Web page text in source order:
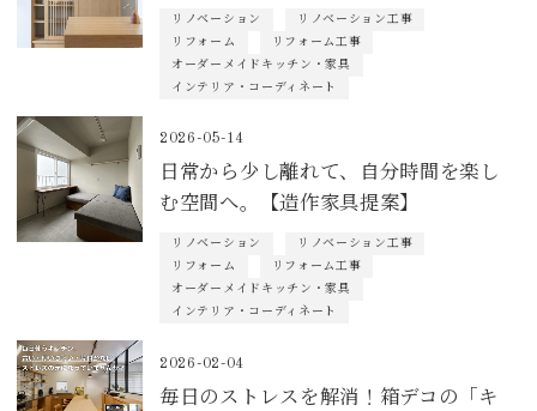
リノベーション
リノベーション工事
リフォーム
リフォーム工事
オーダーメイドキッチン・家具
インテリア・コーディネート
2026-05-14
日常から少し離れて、自分時間を楽し
む空間へ。【造作家具提案】
リノベーション
リノベーション工事
リフォーム
リフォーム工事
オーダーメイドキッチン・家具
インテリア・コーディネート
2026-02-04
毎日のストレスを解消！箱デコの「キ